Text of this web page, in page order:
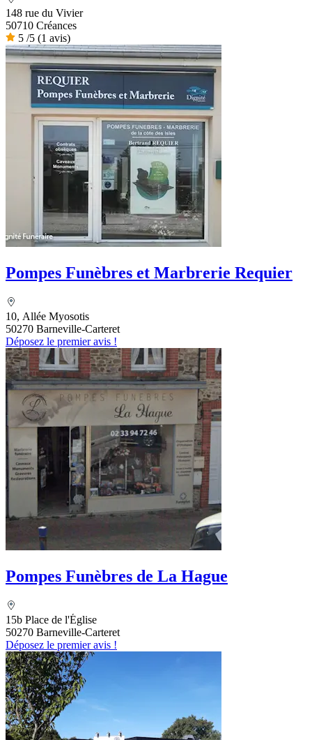
148 rue du Vivier
50710 Créances
5 /5 (1 avis)
Pompes Funèbres et Marbrerie Requier
10, Allée Myosotis
50270 Barneville-Carteret
Déposez le premier avis !
Pompes Funèbres de La Hague
15b Place de l'Église
50270 Barneville-Carteret
Déposez le premier avis !